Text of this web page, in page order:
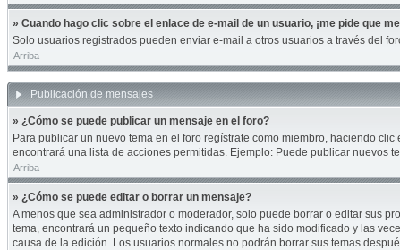
» Cuando hago clic sobre el enlace de e-mail de un usuario, ¡me pide que
Solo usuarios registrados pueden enviar e-mail a otros usuarios a través del
Arriba
Publicación de mensajes
» ¿Cómo se puede publicar un mensaje en el foro?
Para publicar un nuevo tema en el foro regístrate como miembro, haciendo
encontrará una lista de acciones permitidas. Ejemplo: Puede publicar nuevos
Arriba
» ¿Cómo se puede editar o borrar un mensaje?
A menos que sea administrador o moderador, solo puede borrar o editar sus
tema, encontrará un pequeño texto indicando que ha sido modificado y las
causa de la edición. Los usuarios normales no podrán borrar sus temas